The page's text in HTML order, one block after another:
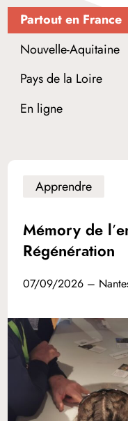
Partout en France
Nouvelle-Aquitaine
Pays de la Loire
En ligne
Apprendre
Mémory de
Régénération
07/09/2026 –